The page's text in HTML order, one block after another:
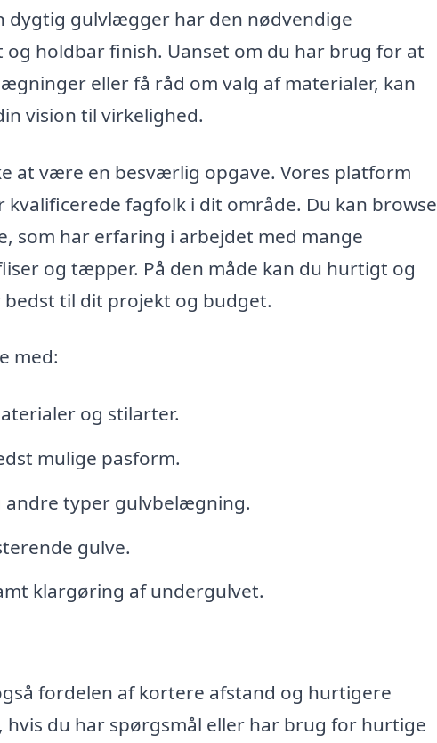
dygtig gulvlægger har den nødvendige
holdbar finish. Uanset om du har brug for at
eller få råd om valg af materialer, kan
vision til virkelighed.
at være en besværlig opgave. Vores platform
fagfolk i dit område. Du kan browse
som har erfaring i arbejdet med mange
og tæpper. På den måde kan du hurtigt og
til dit projekt og budget.
med:
og stilarter.
mulige pasform.
typer gulvbelægning.
gulve.
klargøring af undergulvet.
fordelen af kortere afstand og hurtigere
du har spørgsmål eller har brug for hurtige